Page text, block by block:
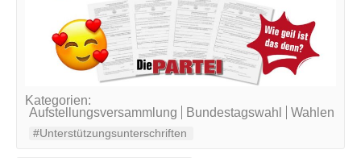
Kategorien:
Aufstellungsversammlung
Bundestagswahl Wahlen
#Unterstützungsunterschriften